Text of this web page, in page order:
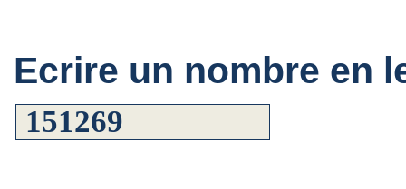
Ecrire un nombre en